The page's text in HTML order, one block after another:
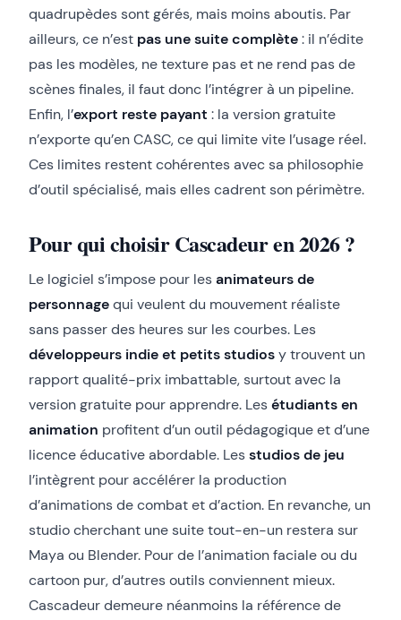
quadrupèdes sont gérés, mais moins aboutis. Par
ailleurs, ce n’est pas une suite complète: il n’édite
pas les modèles, ne texture pas et ne rend pas de
scènes finales, il faut donc l’intégrer à un pipeline.
Enfin, l’export reste payant : la version gratuite
n’exporte qu’en CASC, ce qui limite vite l’usage réel.
Ces limites restent cohérentes avec sa philosophie
d’outil spécialisé, mais elles cadrent son périmètre.
Pour qui choisir Cascadeur en 2026 ?
Le logiciel s’impose pour lesanimateurs de
personnagequi veulent du mouvement réaliste
sans passer des heures sur les courbes. Les
développeurs indie et petits studiosy trouvent un
rapport qualité-prix imbattable, surtout avec la
version gratuite pour apprendre. Lesétudiants en
animation profitent d’un outil pédagogique et d’une
licence éducative abordable. Lesstudios de jeu
l’intègrent pour accélérer la production
d’animations de combat et d’action. En revanche, un
studio cherchant une suite tout-en-un restera sur
Maya ou Blender. Pour de l’animation faciale ou du
cartoon pur, d’autres outils conviennent mieux.
Cascadeur demeure néanmoins la référence de